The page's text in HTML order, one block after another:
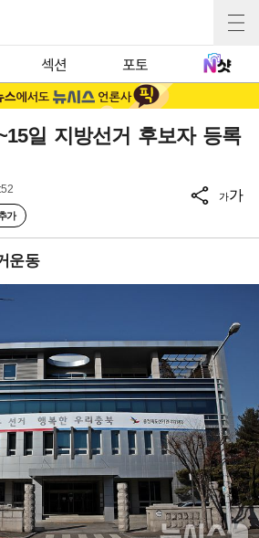
섹션 포토
일 지방선거 후보자 등록
가
가가
운동